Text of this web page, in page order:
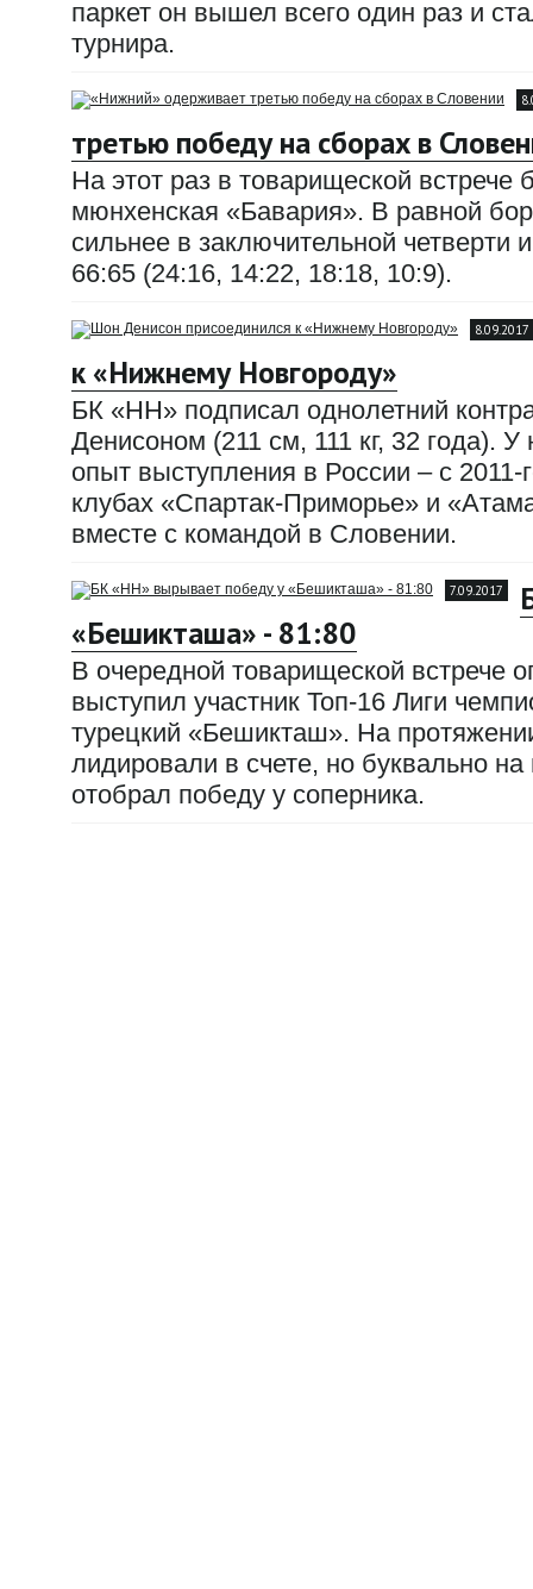
паркет он вышел всего один раз и
турнира.
третью победу на сборах в
На этот раз в товарищеской
мюнхенская «Бавария». В равной
сильнее в заключительной четверти
66:65 (24:16, 14:22, 18:18, 10:9).
8.09.2017
к «Нижнему Новгороду»
БК «НН» подписал однолетний
Денисоном (211 см, 111 кг, 32 года).
опыт выступления в России – с 2011-
клубах «Спартак-Приморье» и
вместе с командой в Словении.
7.09.2017
«Бешикташа» - 81:80
В очередной товарищеской встрече
выступил участник Топ-16 Лиги
турецкий «Бешикташ». На
лидировали в счете, но буквально
отобрал победу у соперника.